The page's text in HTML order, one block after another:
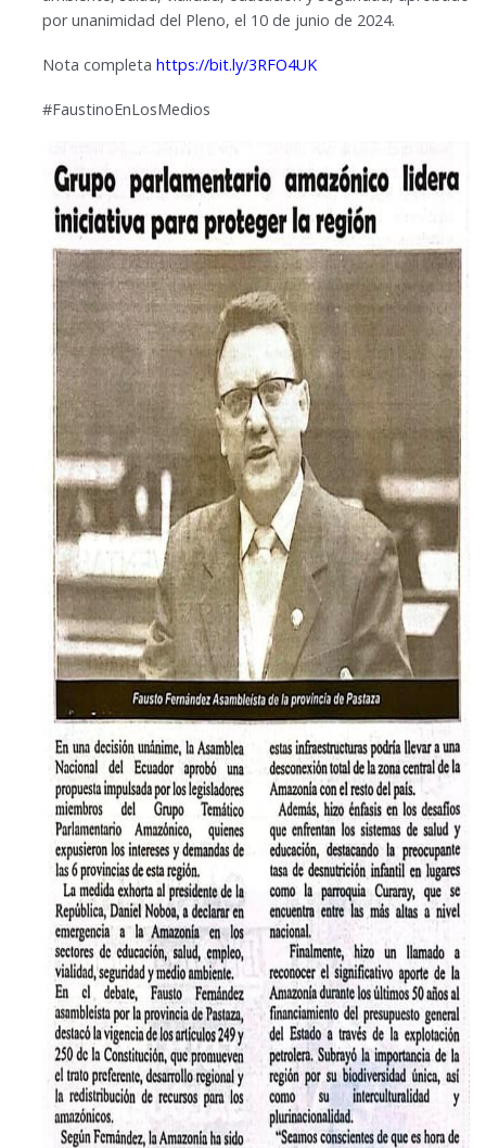
por unanimidad del Pleno, el 10 de junio de 2024.
Nota completa https://bit.ly/3RFO4UK
#FaustinoEnLosMedios